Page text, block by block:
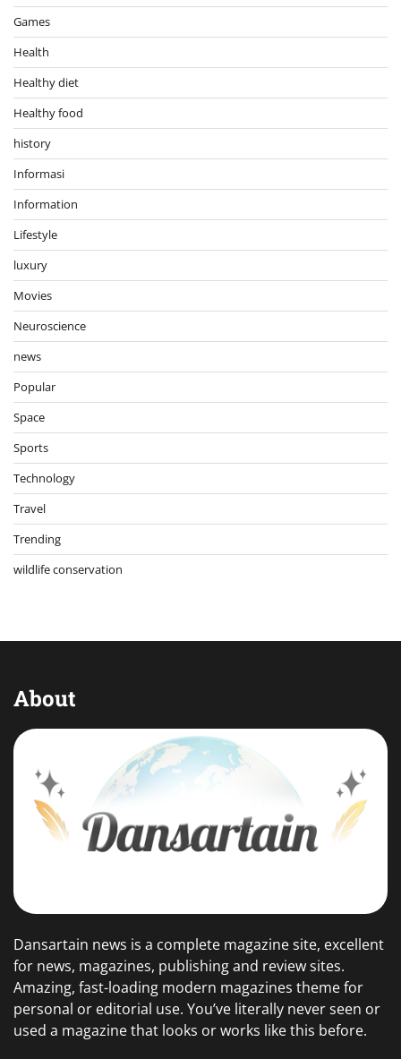
Games
Health
Healthy diet
Healthy food
history
Informasi
Information
Lifestyle
luxury
Movies
Neuroscience
news
Popular
Space
Sports
Technology
Travel
Trending
wildlife conservation
About
Dansartain news is a complete magazine site, excellent
for news, magazines, publishing and review sites.
Amazing, fast-loading modern magazines theme for
personal or editorial use. You’ve literally never seen or
used a magazine that looks or works like this before.